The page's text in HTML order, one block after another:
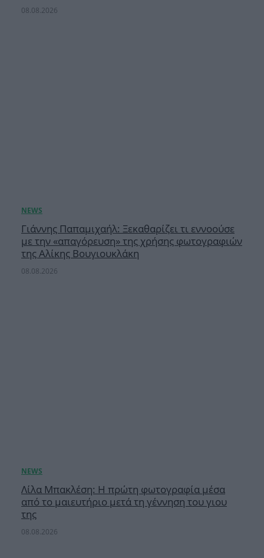
08.08.2026
Γιάννης Παπαμιχαήλ: Ξεκαθαρίζει τι εννοούσε
με την «απαγόρευση» της χρήσης φωτογραφιών
της Αλίκης Βουγιουκλάκη
08.08.2026
Λίλα Μπακλέση: Η πρώτη φωτογραφία μέσα
από το μαιευτήριο μετά τη γέννηση του γιου
της
08.08.2026